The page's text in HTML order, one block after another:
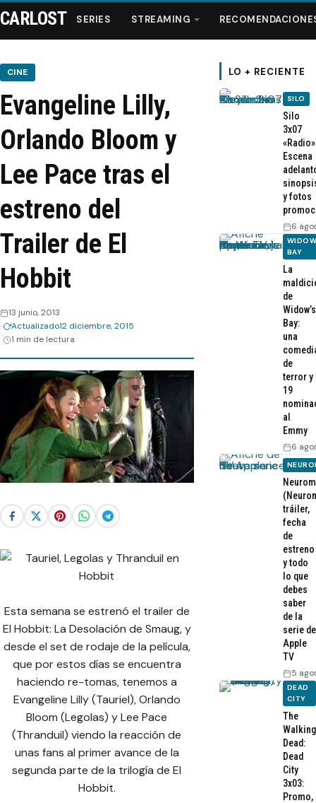
Series
Streaming
Recomendaciones
CARLOST SERIES STREAMING
CINE
Evangeline Lilly,
Orlando Bloom y
Lee Pace tras el
estreno del
Trailer de El
Hobbit
13 junio, 2013
Actualizado12 diciembre, 2015
1 min de lectura
Esta semana se estrenó el trailer de
El Hobbit: La Desolación de Smaug, y
desde el set de rodaje de la película,
que por estos días se encuentra
haciendo re-tomas, tenemos a
Evangeline Lilly (Tauriel), Orlando
Bloom (Legolas) y Lee Pace
(Thranduil) viendo la reacción de
unas fans al primer avance de la
segunda parte de la trilogía de El
Hobbit.
LO + RECIENTE
SILO
Silo
3x07
Escena
y fotos
6
BAY
La
de
Widow’s
Bay:
una
de
terror y
19
al
Emmy
6
tráiler,
fecha
de
estreno
y todo
lo que
debes
saber
de la
serie de
Apple
TV
5
DEAD
CITY
The
Walking
Dead:
Dead
City
3x03:
Promo,